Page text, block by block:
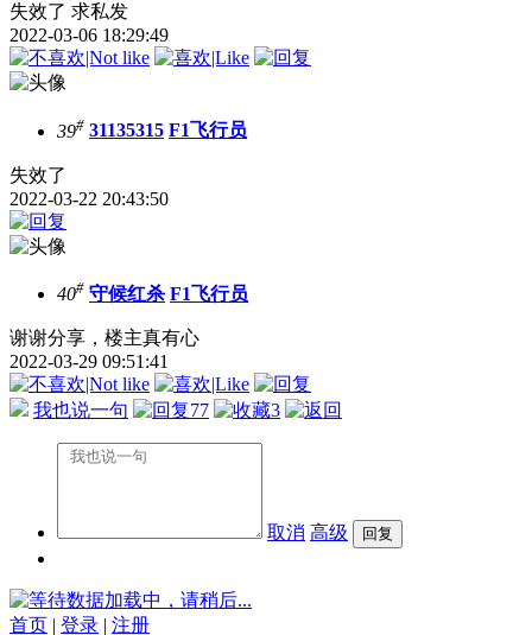
失效了 求私发
2022-03-06 18:29:49
39# 31135315 F1飞行员
失效了
2022-03-22 20:43:50
40# 守候红杀 F1飞行员
谢谢分享，楼主真有心
2022-03-29 09:51:41
我也说一句 77 3
取消 高级
数据加载中，请稍后...
首页 | 登录 | 注册